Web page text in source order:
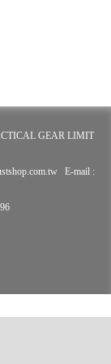
GEAR LIMIT
E-mail :